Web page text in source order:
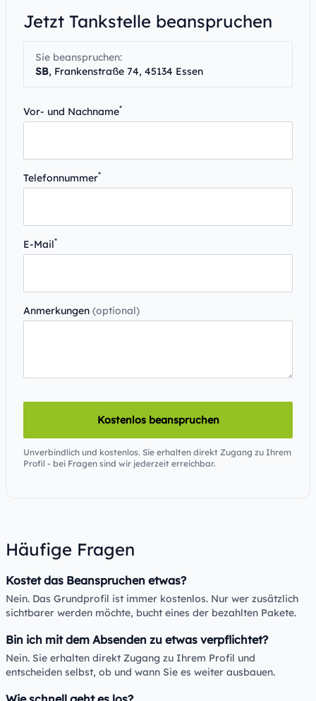
Jetzt Tankstelle beanspruchen
Sie beanspruchen:
SB, Frankenstraße 74, 45134 Essen
Vor- und Nachname*
Telefonnummer*
E-Mail*
Anmerkungen (optional)
Kostenlos beanspruchen
Unverbindlich und kostenlos. Sie erhalten direkt Zugang zu Ihrem
Profil - bei Fragen sind wir jederzeit erreichbar.
Häufige Fragen
Kostet das Beanspruchen etwas?
Nein. Das Grundprofil ist immer kostenlos. Nur wer zusätzlich
sichtbarer werden möchte, bucht eines der bezahlten Pakete.
Bin ich mit dem Absenden zu etwas verpflichtet?
Nein. Sie erhalten direkt Zugang zu Ihrem Profil und
entscheiden selbst, ob und wann Sie es weiter ausbauen.